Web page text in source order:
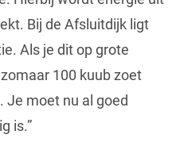
Bij de Afsluitdijk ligt
Als je dit op grote
100 kuub zoet
Je moet nu al goed
is.”